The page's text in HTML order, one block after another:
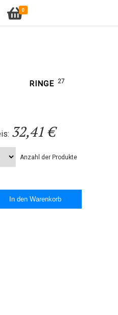
0
RINGE 27
32,41 €
Anzahl der Produkte